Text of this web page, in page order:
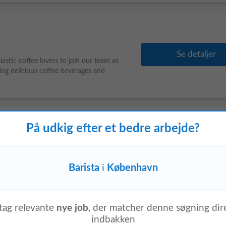
coffee lovers to join our team as
delicious coffee beverages and
Se detaljer
tjener til vores klassiske franske
bliver...
Included)
På udkig efter et bedre arbejde?
Barista i København
relevante nye job, der matcher denne søgning
indbakken